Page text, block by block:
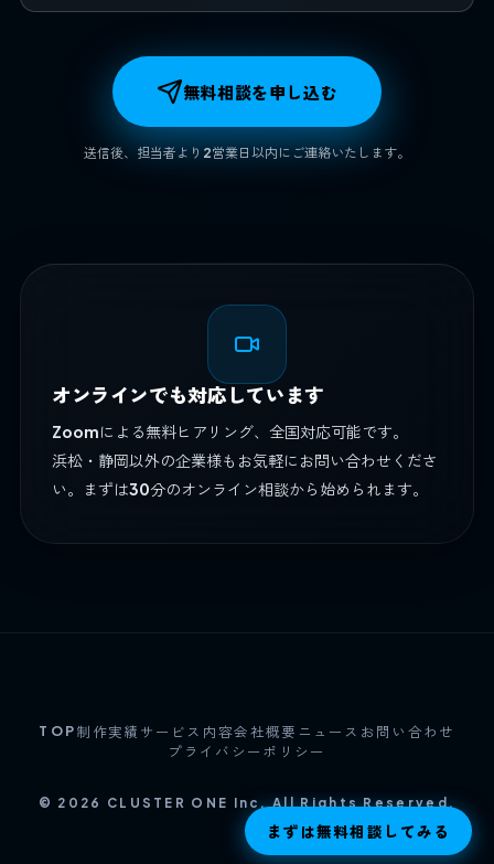
無料相談を申し込む
送信後、担当者より2営業日以内にご連絡いたします。
オンラインでも対応しています
Zoomによる無料ヒアリング、全国対応可能です。
浜松・静岡以外の企業様もお気軽にお問い合わせくださ
い。まずは30分のオンライン相談から始められます。
TOP制作実績 サービス内容会社概要 ニュース お問い合わせ
プライバシーポリシー
© 2026 CLUSTER ONE Inc. All Rights Reserved.
まずは無料相談してみる